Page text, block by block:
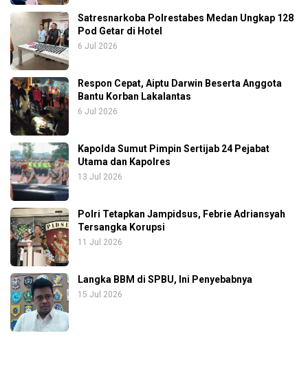
Satresnarkoba Polrestabes Medan Ungkap 128
Pod Getar di Hotel
6 Jul 2026
Respon Cepat, Aiptu Darwin Beserta Anggota
Bantu Korban Lakalantas
6 Jul 2026
Kapolda Sumut Pimpin Sertijab 24 Pejabat
Utama dan Kapolres
13 Jul 2026
Polri Tetapkan Jampidsus, Febrie Adriansyah
Tersangka Korupsi
11 Jul 2026
Langka BBM di SPBU, Ini Penyebabnya
15 Jul 2026